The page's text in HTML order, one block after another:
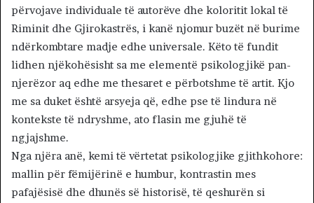
përvojave individuale të autorëve dhe koloritit lokal të
Riminit dhe Gjirokastrës, i kanë njomur buzët në burime
ndërkombtare madje edhe universale. Këto të fundit
lidhen njëkohësisht sa me elementë psikologjikë pan-
njerëzor aq edhe me thesaret e përbotshme të artit. Kjo
me sa duket është arsyeja që, edhe pse të lindura në
kontekste të ndryshme, ato flasin me gjuhë të
ngjajshme.
Nga njëra anë, kemi të vërtetat psikologjike gjithkohore:
mallin për fëmijërinë e humbur, kontrastin mes
pafajësisë dhe dhunës së historisë, të qeshurën si